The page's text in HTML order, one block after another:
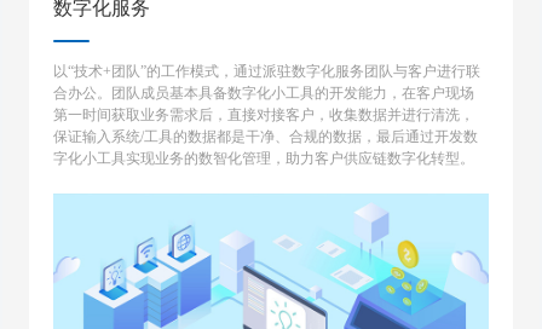
数字化服务
以“技术+团队”的工作模式，通过派驻数字化服务团队与客户进行联
合办公。团队成员基本具备数字化小工具的开发能力，在客户现场
第一时间获取业务需求后，直接对接客户，收集数据并进行清洗，
保证输入系统/工具的数据都是干净、合规的数据，最后通过开发数
字化小工具实现业务的数智化管理，助力客户供应链数字化转型。